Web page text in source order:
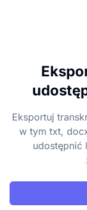
Eksportuj
w tym txt,
udostępnić